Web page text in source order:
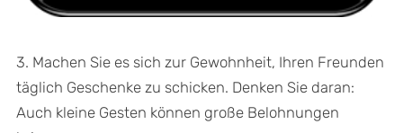
3. Machen Sie es sich zur Gewohnheit, Ihren Freunden
täglich Geschenke zu schicken. Denken Sie daran:
Auch kleine Gesten können große Belohnungen